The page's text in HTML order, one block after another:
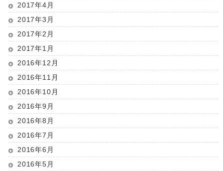
2017年4月
2017年3月
2017年2月
2017年1月
2016年12月
2016年11月
2016年10月
2016年9月
2016年8月
2016年7月
2016年6月
2016年5月